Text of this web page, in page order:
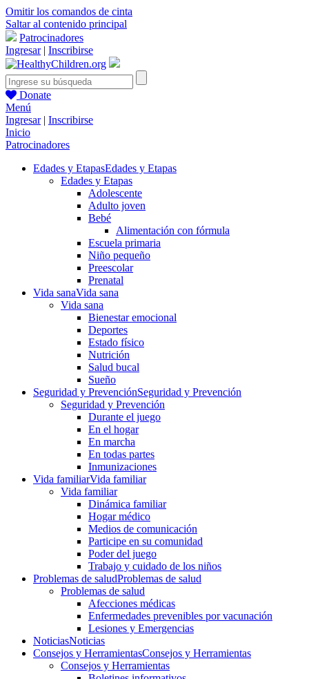
Omitir los comandos de cinta
Saltar al contenido principal
Patrocinadores
Ingresar| Inscribirse
Donate
Menú
Ingresar| Inscribirse
Inicio
Patrocinadores
Edades y EtapasEdades y Etapas
Edades y Etapas
Adolescente
Adulto joven
Bebé
Alimentación con fórmula
Escuela primaria
Niño pequeño
Preescolar
Prenatal
Vida sanaVida sana
Vida sana
Bienestar emocional
Deportes
Estado físico
Nutrición
Salud bucal
Sueño
Seguridad y PrevenciónSeguridad y Prevención
Seguridad y Prevención
Durante el juego
En el hogar
En marcha
En todas partes
Inmunizaciones
Vida familiarVida familiar
Vida familiar
Dinámica familiar
Hogar médico
Medios de comunicación
Participe en su comunidad
Poder del juego
Trabajo y cuidado de los niños
Problemas de saludProblemas de salud
Problemas de salud
Afecciones médicas
Enfermedades prevenibles por vacunación
Lesiones y Emergencias
NoticiasNoticias
Consejos y HerramientasConsejos y Herramientas
Consejos y Herramientas